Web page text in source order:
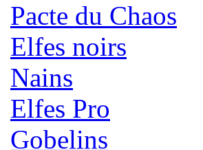
Pacte du Chaos
Elfes noirs
Nains
Elfes Pro
Gobelins